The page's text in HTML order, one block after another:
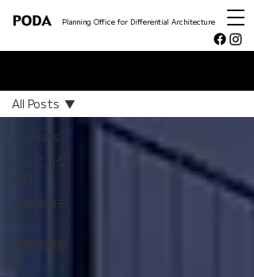
Planning Office for Differential Architecture
All Posts
クリニック
設計
医療施設デ
ザイン
医療建築事
例
All Posts